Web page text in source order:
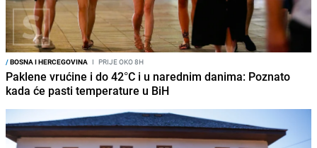
/BOSNA I HERCEGOVINA I PRIJE OKO 8H
Paklene vrućine i do 42°C i u narednim danima: Poznato
kada će pasti temperature u BiH